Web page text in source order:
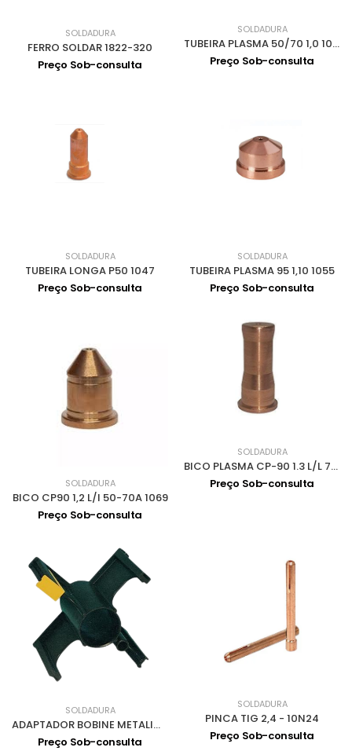
SOLDADURA
FERRO SOLDAR 1822-320
Preço Sob-consulta
SOLDADURA
TUBEIRA PLASMA 50/70 1,0 1045
Preço Sob-consulta
SOLDADURA
TUBEIRA LONGA P50 1047
Preço Sob-consulta
SOLDADURA
TUBEIRA PLASMA 95 1,10 1055
Preço Sob-consulta
SOLDADURA
BICO CP90 1,2 L/I 50-70A 1069
Preço Sob-consulta
SOLDADURA
BICO PLASMA CP-90 1.3 L/L 70-90A 1070
Preço Sob-consulta
SOLDADURA
ADAPTADOR BOBINE METALICA FIO pequeno 107080051
Preço Sob-consulta
SOLDADURA
PINCA TIG 2,4 - 10N24
Preço Sob-consulta